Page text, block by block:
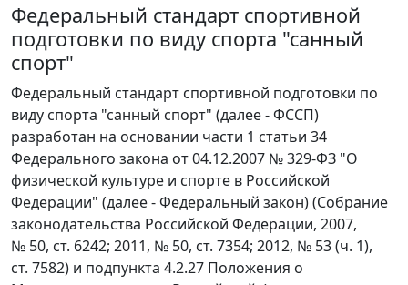
Федеральный стандарт спортивной
подготовки по виду спорта "санный
спорт"
Федеральный стандарт спортивной подготовки по
виду спорта "санный спорт" (далее - ФССП)
разработан на основании части 1 статьи 34
Федерального закона от 04.12.2007 № 329-ФЗ "О
физической культуре и спорте в Российской
Федерации" (далее - Федеральный закон) (Собрание
законодательства Российской Федерации, 2007,
№ 50, ст. 6242; 2011, № 50, ст. 7354; 2012, № 53 (ч. 1),
ст. 7582) и подпункта 4.2.27 Положения о